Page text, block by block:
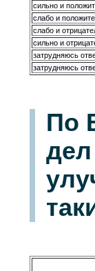
сильно и
слабо и
слабо и
сильно и
затрудняюсь
затрудняюсь
По